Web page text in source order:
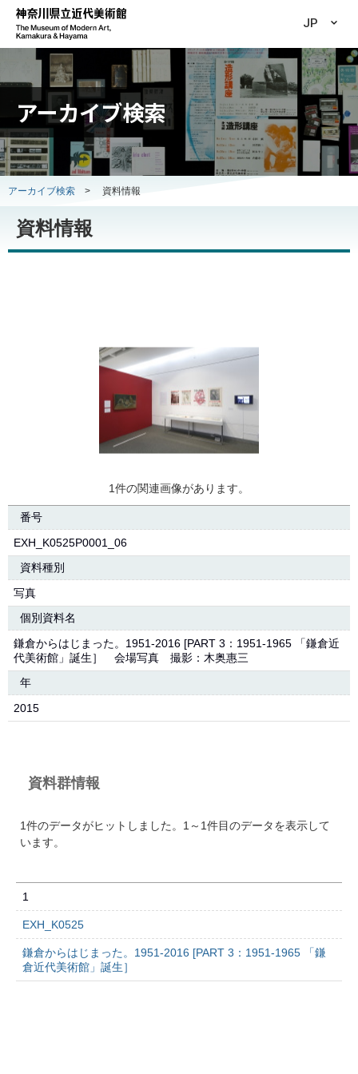
JP
アーカイブ検索
アーカイブ検索 > 資料情報
資料情報
1件の関連画像があります。
番号
EXH_K0525P0001_06
資料種別
写真
個別資料名
鎌倉からはじまった。1951-2016 [PART 3：1951-1965 「鎌倉近
代美術館」誕生］ 会場写真 撮影：木奥惠三
年
2015
資料群情報
1件のデータがヒットしました。1～1件目のデータを表示して
います。
1
EXH_K0525
鎌倉からはじまった。1951-2016 [PART 3：1951-1965 「鎌
倉近代美術館」誕生］